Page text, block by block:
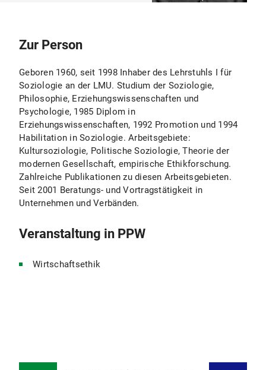
Zur Person
Geboren 1960, seit 1998 Inhaber des Lehrstuhls I für
Soziologie an der LMU. Studium der Soziologie,
Philosophie, Erziehungswissenschaften und
Psychologie, 1985 Diplom in
Erziehungswissenschaften, 1992 Promotion und 1994
Habilitation in Soziologie. Arbeitsgebiete:
Kultursoziologie, Politische Soziologie, Theorie der
modernen Gesellschaft, empirische Ethikforschung.
Zahlreiche Publikationen zu diesen Arbeitsgebieten.
Seit 2001 Beratungs- und Vortragstätigkeit in
Unternehmen und Verbänden.
Veranstaltung in PPW
Wirtschaftsethik